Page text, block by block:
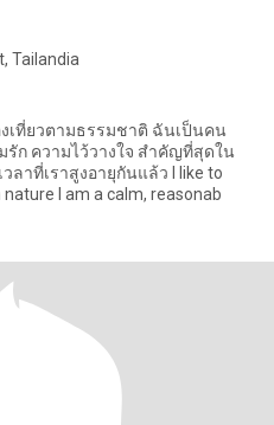
Tailandia
เที่ยวตามธรรมชาติ ฉันเป็นคน
รัก ความไว้วางใจ สำคัญที่สุดใน
ลาที่เราสูงอายุกันแล้ว I like to
I am a calm, reasonab